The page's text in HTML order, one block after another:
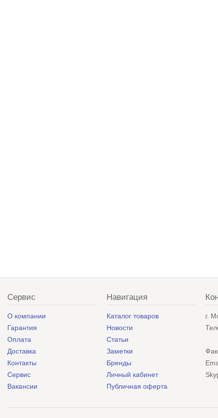
Сервис
О компании
Гарантия
Оплата
Доставка
Контакты
Сервис
Вакансии
Навигация
Каталог товаров
Новости
Статьи
Заметки
Бренды
Личный кабинет
Публичная оферта
г.